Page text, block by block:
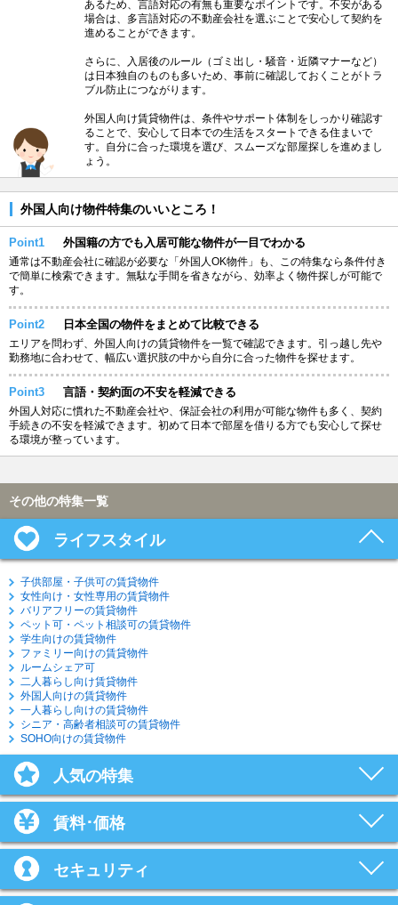
あるため、言語対応の有無も重要なポイントです。不安がある
場合は、多言語対応の不動産会社を選ぶことで安心して契約を
進めることができます。
さらに、入居後のルール（ゴミ出し・騒音・近隣マナーなど）
は日本独自のものも多いため、事前に確認しておくことがトラ
ブル防止につながります。
外国人向け賃貸物件は、条件やサポート体制をしっかり確認す
ることで、安心して日本での生活をスタートできる住まいで
す。自分に合った環境を選び、スムーズな部屋探しを進めまし
ょう。
外国人向け物件特集のいいところ！
Point1 外国籍の方でも入居可能な物件が一目でわかる
通常は不動産会社に確認が必要な「外国人OK物件」も、この特集なら条件付き
で簡単に検索できます。無駄な手間を省きながら、効率よく物件探しが可能で
す。
Point2 日本全国の物件をまとめて比較できる
エリアを問わず、外国人向けの賃貸物件を一覧で確認できます。引っ越し先や
勤務地に合わせて、幅広い選択肢の中から自分に合った物件を探せます。
Point3 言語・契約面の不安を軽減できる
外国人対応に慣れた不動産会社や、保証会社の利用が可能な物件も多く、契約
手続きの不安を軽減できます。初めて日本で部屋を借りる方でも安心して探せ
る環境が整っています。
その他の特集一覧
ライフスタイル
子供部屋・子供可の賃貸物件
女性向け・女性専用の賃貸物件
バリアフリーの賃貸物件
ペット可・ペット相談可の賃貸物件
学生向けの賃貸物件
ファミリー向けの賃貸物件
ルームシェア可
二人暮らし向け賃貸物件
外国人向けの賃貸物件
一人暮らし向けの賃貸物件
シニア・高齢者相談可の賃貸物件
SOHO向けの賃貸物件
人気の特集
賃料･価格
セキュリティ